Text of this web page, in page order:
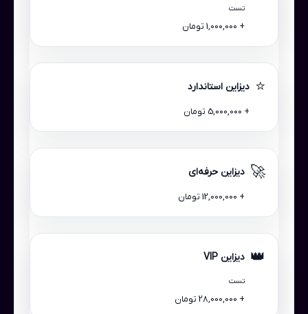
تست
+ 1,000,000 تومان
⭐ دیزاین استاندارد
+ 5,000,000 تومان
🚀 دیزاین حرفه‌ای
+ 12,000,000 تومان
👑 دیزاین VIP
تست
+ 28,000,000 تومان